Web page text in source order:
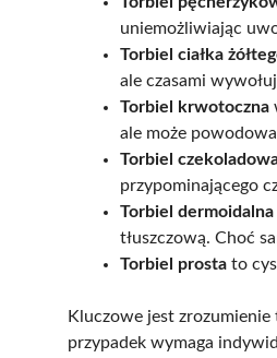
uniemożliwiając
Torbiel ciałka
ale czasami
Torbiel krwotoczna
ale może
Torbiel
przypominającego
Torbiel dermoidalna
tłuszczową. Choć
Torbiel prosta to
Kluczowe jest
przypadek wymaga